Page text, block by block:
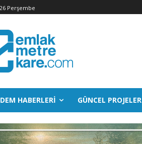
Perşembe
HABERLERI GÜNCEL PROJELER